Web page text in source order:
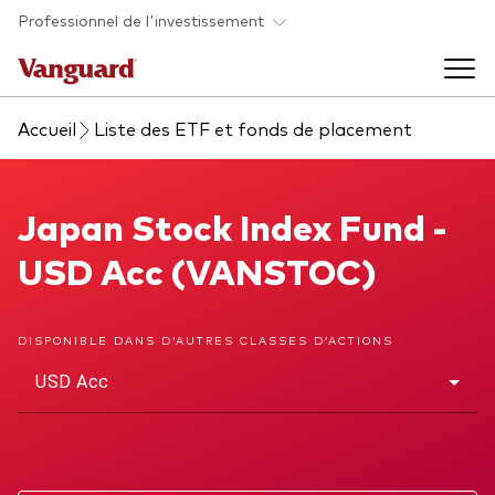
Skip to main content
Professionnel de l'investissement
Fonds et ETFs
Tous les produits
Analyses et événements
Back to main menu
À propos de Vanguard
Accueil Liste des ETF et fonds de placement
Japan Stock Index Fund
Japan Stock Index Fund -
USD Acc (VANSTOC)
DISPONIBLE DANS D’AUTRES CLASSES D’ACTIONS
USD Acc